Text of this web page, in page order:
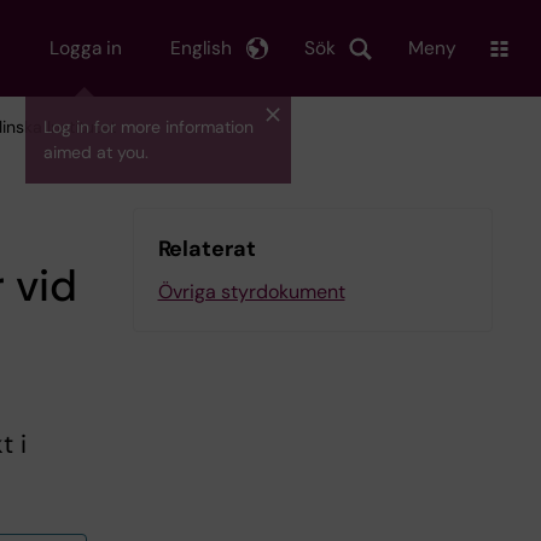
Logga in
Log in for more information
aimed at you.
Sök
English Meny
Institutet
vid
i
Relaterat
Övriga styrdokument